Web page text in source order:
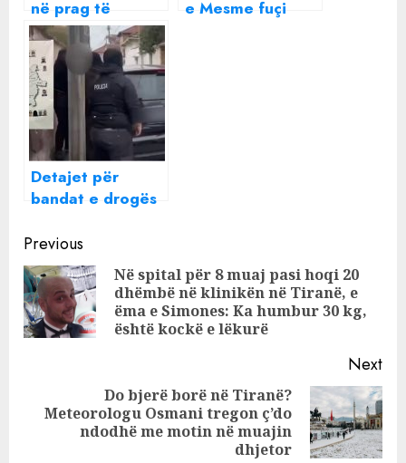
në prag të
katastrofës,
çfarë do të
ndodhë pas
sulmit iranian mbi
Izraelin?
e Mesme fuçi
Detajet për
bandat e drogës
shpërndarësit
furnizoheshin nga
një person nga
Lindja e Mesme
Continue
Reading
Previous
Në spital për 8 muaj pasi hoqi 20
dhëmbë në klinikën në Tiranë, e
ëma e Simones: Ka humbur 30 kg,
është kockë e lëkurë
Next
Next
Do bjerë borë në Tiranë?
Meteorologu Osmani tregon ç’do
ndodhë me motin në muajin
dhjetor